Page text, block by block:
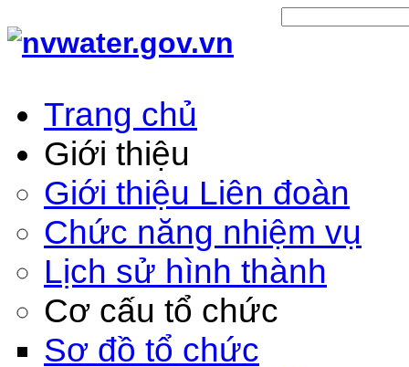
Trang chủ
Giới thiệu
Giới thiệu Liên đoàn
Chức năng nhiệm vụ
Lịch sử hình thành
Cơ cấu tổ chức
Sơ đồ tổ chức